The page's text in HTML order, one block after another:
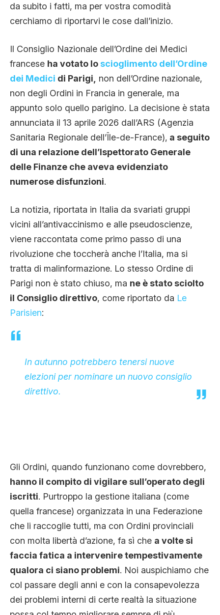
da subito i fatti, ma per vostra comodità
cerchiamo di riportarvi le cose dall’inizio.
Il Consiglio Nazionale dell’Ordine dei Medici
francese ha votato lo scioglimento dell’Ordine
dei Medici di Parigi,
non dell’Ordine nazionale,
non degli Ordini in Francia in generale, ma
appunto solo quello parigino. La decisione è stata
annunciata il 13 aprile 2026 dall’ARS (Agenzia
Sanitaria Regionale dell’Île-de-France), a seguito
di una relazione dell’Ispettorato Generale
delle Finanze che aveva evidenziato
numerose disfunzioni.
La notizia, riportata in Italia da svariati gruppi
vicini all’antivaccinismo e alle pseudoscienze,
viene raccontata come primo passo di una
rivoluzione che toccherà anche l’Italia, ma si
tratta di malinformazione. Lo stesso Ordine di
Parigi non è stato chiuso, ma ne è stato sciolto
il Consiglio direttivo, come riportato da Le
Parisien:
In autunno potrebbero tenersi nuove
elezioni per nominare un nuovo consiglio
direttivo.
Gli Ordini, quando funzionano come dovrebbero,
hanno il compito di vigilare sull’operato degli
iscritti. Purtroppo la gestione italiana (come
quella francese) organizzata in una Federazione
che li raccoglie tutti, ma con Ordini provinciali
con molta libertà d’azione, fa sì che a volte si
faccia fatica a intervenire tempestivamente
qualora ci siano problemi. Noi auspichiamo che
col passare degli anni e con la consapevolezza
dei problemi interni di certe realtà la situazione